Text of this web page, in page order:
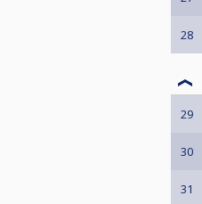
28
29
30
31